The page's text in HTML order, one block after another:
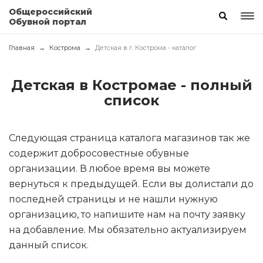
Общероссийский
Обувной портал
Главная Кострома Детская в г. Кострома - каталог
Детская в Костромае - полный
список
Следующая страница каталога магазинов так же
содержит добросовестные обувные
организации. В любое время вы можете
вернуться к предыдущей. Если вы долистали до
последней страницы и не нашли нужную
организацию, то напишите нам на почту заявку
на добавление. Мы обязательно актуализируем
данный список.